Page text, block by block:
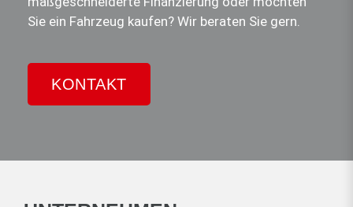
Sie ein Fahrzeug kaufen? Wir beraten Sie gern.
KONTAKT